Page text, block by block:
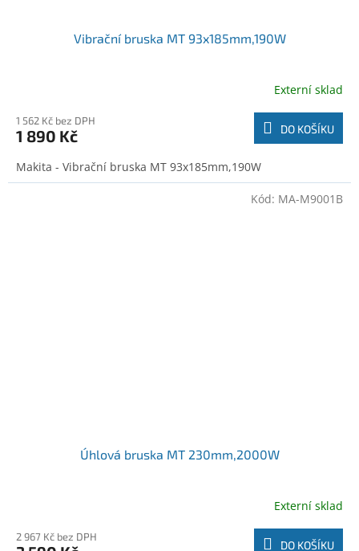
Vibrační bruska MT 93x185mm,190W
Externí sklad
1 562 Kč bez DPH
1 890 Kč DO KOŠÍKU
Makita - Vibrační bruska MT 93x185mm,190W
Úhlová bruska MT 230mm,2000W
Externí sklad
2 967 Kč bez DPH
DO KOŠÍKU
Kód: MA-M9001B